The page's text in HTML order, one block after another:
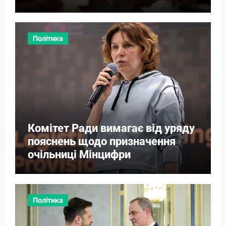
Політика
Комітет Ради вимагає від уряду
пояснень щодо призначення
очільниці Мінцифри
Політика